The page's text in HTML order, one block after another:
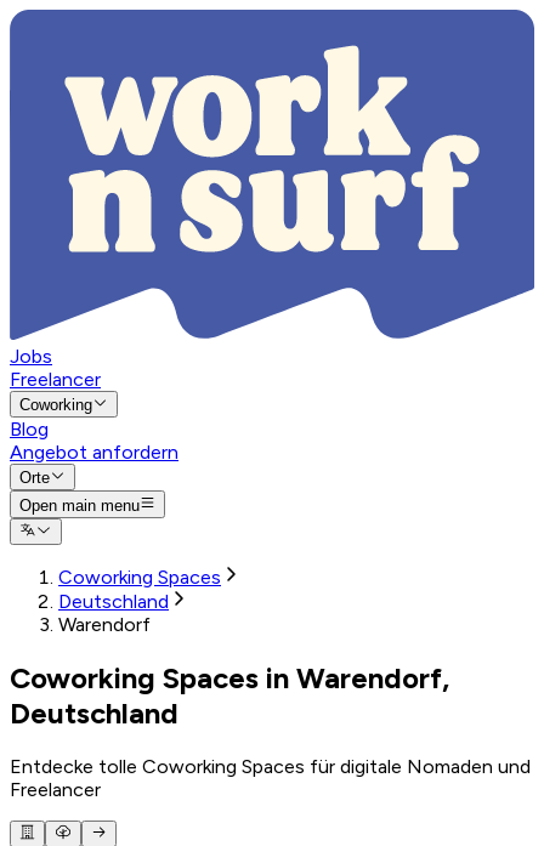
Jobs
Freelancer
Coworking
Blog
Angebot anfordern
Orte
Open main menu
Coworking Spaces
Deutschland
Warendorf
Coworking Spaces in Warendorf,
Deutschland
Entdecke tolle Coworking Spaces für digitale Nomaden und
Freelancer